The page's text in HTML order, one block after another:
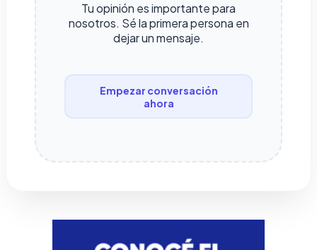
Tu opinión es importante para
nosotros. Sé la primera persona en
dejar un mensaje.
Empezar conversación
ahora